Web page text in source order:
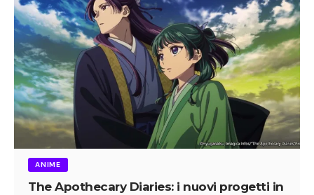
ANIME
The Apothecary Diaries: i nuovi progetti in